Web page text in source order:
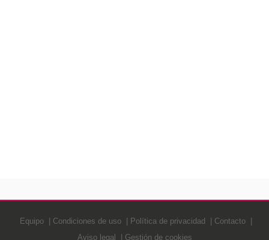
Equipo Condiciones de uso Política de privacidad
Contacto
Aviso legal
Gestión de cookies